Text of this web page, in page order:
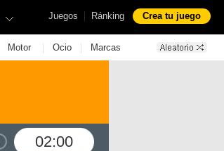
Juegos | Ránking Crea tu juego
Motor | Ocio | Marcas
02:00